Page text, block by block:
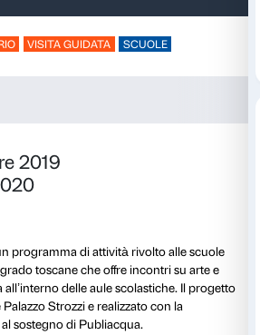
al presente